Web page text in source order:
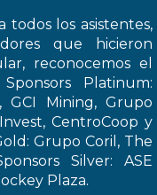
todos los asistentes,
que hicieron
reconocemos el
Platinum:
GCI Mining, Grupo
CentroCoop y
Grupo Coril, The
Silver: ASE
Plaza.